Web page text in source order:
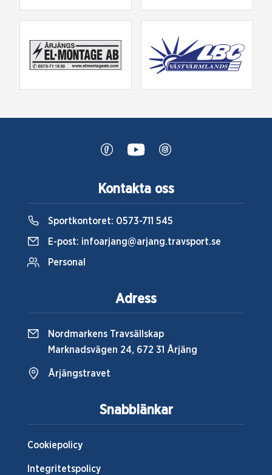
Snabblänkar
Cookiepolicy
Integritetspolicy
Kontakta oss
Sportkontoret: 0573-711 545
E-post: infoarjang@arjang.travsport.se
Personal
Adress
Nordmarkens Travsällskap
Marknadsvägen 24, 672 31 Årjäng
Årjängstravet